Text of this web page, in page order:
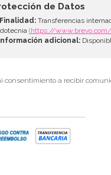
de Datos
Finalidad: Transferencias
(https://
adicional:
consentimiento a recibir